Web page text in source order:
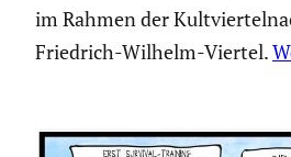
im Rahmen der
Friedrich-Wilhelm-Viertel.